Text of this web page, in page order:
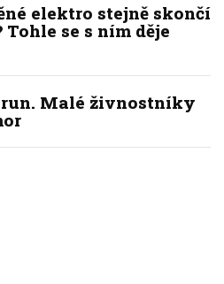
elektro stejně skončí
se s ním děje
Malé živnostníky